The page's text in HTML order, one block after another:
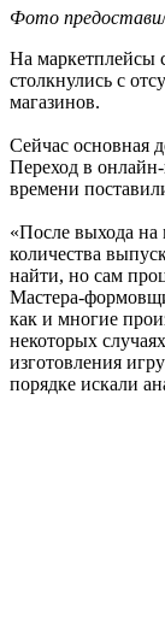
Фото
На маркетплейсы
столкнулись с
магазинов.
Сейчас основная
Переход в
времени
«После выхода на
количества
найти, но сам
Мастера-
как и многие
некоторых
изготовления
порядке искали